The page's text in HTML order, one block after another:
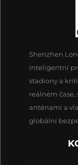
Shenzhen
inteligentní
stadiony a
reálném čase,
anténami a
globální